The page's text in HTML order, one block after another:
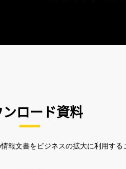
ロード資料
報文書をビジネスの拡大に利用する